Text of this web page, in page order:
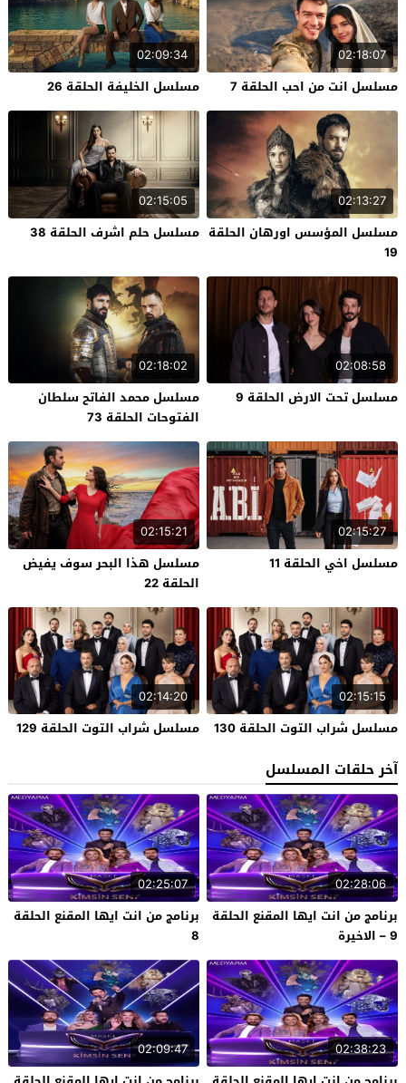
02:18:07
مسلسل انت من احب الحلقة 7
02:09:34
مسلسل الخليفة الحلقة 26
02:13:27
مسلسل المؤسس اورهان الحلقة
19
02:15:05
مسلسل حلم اشرف الحلقة 38
02:08:58
مسلسل تحت الارض الحلقة 9
02:18:02
مسلسل محمد الفاتح سلطان
الفتوحات الحلقة 73
02:15:27
مسلسل اخي الحلقة 11
02:15:21
مسلسل هذا البحر سوف يفيض
الحلقة 22
02:15:15
مسلسل شراب التوت الحلقة 130
02:14:20
مسلسل شراب التوت الحلقة 129
آخر حلقات المسلسل
02:28:06
برنامج من انت ايها المقنع الحلقة
9 – الاخيرة
02:25:07
برنامج من انت ايها المقنع الحلقة
8
02:38:23
02:09:47